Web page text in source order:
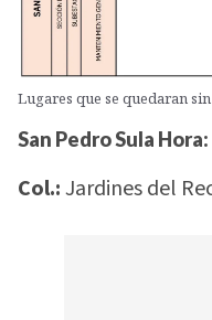
Lugares que se quedaran
San Pedro Sula
Col.:Jardines del